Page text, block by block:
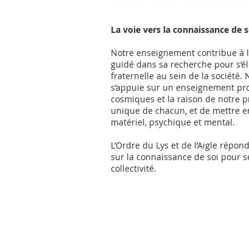
La voie vers la connaissance de
Notre enseignement contribue à
guidé dans sa recherche pour
fraternelle au sein de la société.
s’appuie sur un enseignement
cosmiques et la raison de notre
unique de chacun, et de mettre
matériel, psychique et mental.
L’Ordre du Lys et de l’Aigle
sur la connaissance de soi pour
collectivité.